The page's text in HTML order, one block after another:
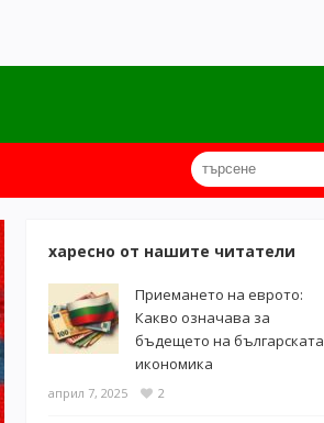
харесно от нашите читатели
Приемането на еврото:
Какво означава за
бъдещето на българската
икономика
април 7, 2025 2